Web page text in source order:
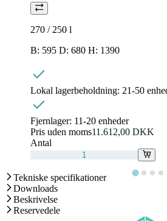
270 / 250 l
B: 595 D: 680 H: 1390
Lokal lagerbeholdning: 21-50
Fjernlager: 11-20 enheder
Pris uden moms11.612,00 DKK
Antal
Tekniske specifikationer
Downloads
Beskrivelse
Reservedele